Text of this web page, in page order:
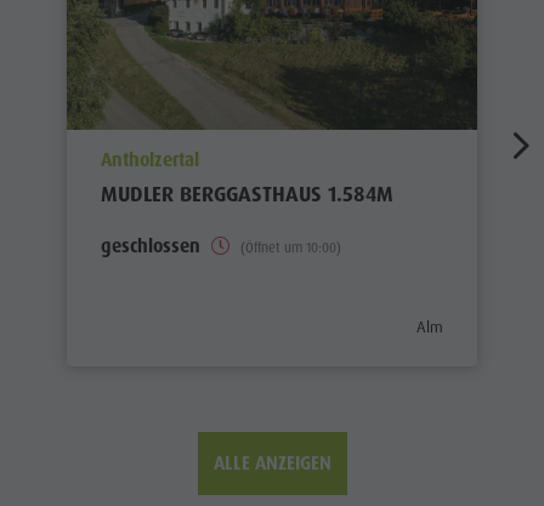
aria.poi_location_prefix
Antholzertal
MUDLER BERGGASTHAUS 1.584M
geschlossen (Öffnet um 10:00)
Alm
ALLE ANZEIGEN